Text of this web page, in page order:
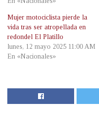
Mujer motociclista pierde la
vida tras ser atropellada en
redondel El Platillo
lunes, 12 mayo 2025 11:00 AM
En «Nacionales»